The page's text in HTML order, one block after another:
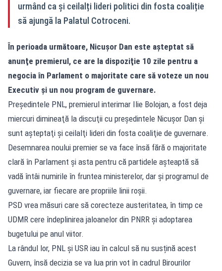
urmând ca și ceilalți lideri politici din fosta coaliție
să ajungă la Palatul Cotroceni.
În perioada următoare, Nicușor Dan este aşteptat să
anunţe premierul, ce are la dispoziţie 10 zile pentru a
negocia în Parlament o majoritate care să voteze un nou
Executiv şi un nou program de guvernare.
Preşedintele PNL, premierul interimar Ilie Bolojan, a fost deja
miercuri dimineaţă la discuţii cu preşedintele Nicuşor Dan şi
sunt aşteptaţi şi ceilalţi lideri din fosta coaliţie de guvernare.
Desemnarea noului premier se va face însă fără o majoritate
clară în Parlament și asta pentru că partidele așteaptă să
vadă întâi numirile în fruntea ministerelor, dar și programul de
guvernare, iar fiecare are propriile linii roșii.
PSD vrea măsuri care să corecteze austeritatea, în timp ce
UDMR cere îndeplinirea jaloanelor din PNRR și adoptarea
bugetului pe anul viitor.
La rândul lor, PNL și USR iau în calcul să nu susțină acest
Guvern, însă decizia se va lua prin vot în cadrul Birourilor